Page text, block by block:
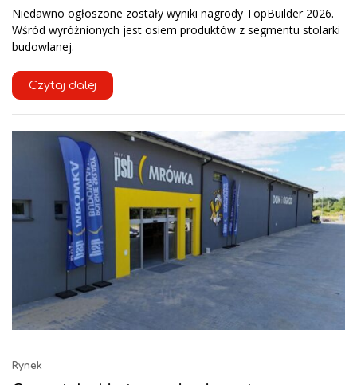
Niedawno ogłoszone zostały wyniki nagrody TopBuilder 2026.
Wśród wyróżnionych jest osiem produktów z segmentu stolarki
budowlanej.
Czytaj dalej
Rynek